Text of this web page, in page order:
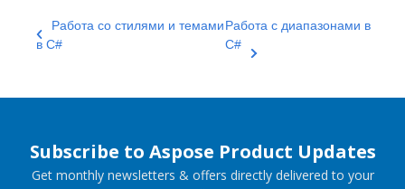
Работа со стилями и темами
в C#
Работа с диапазонами в
C#
Subscribe to Aspose Product Updates
Get monthly newsletters & offers directly delivered to your